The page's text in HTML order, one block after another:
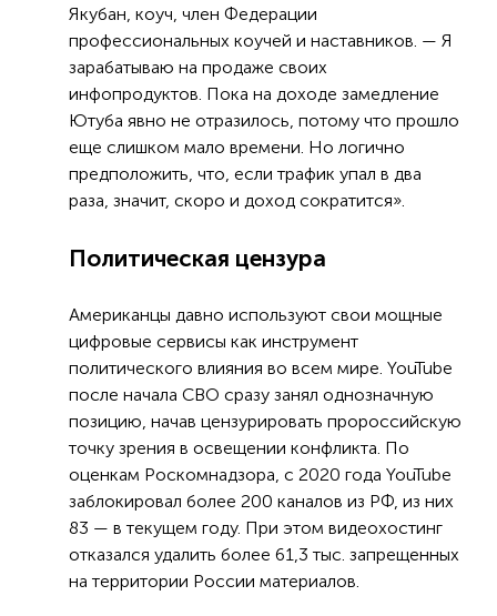
Якубан, коуч, член Федерации
профессиональных коучей и наставников. — Я
зарабатываю на продаже своих
инфопродуктов. Пока на доходе замедление
Ютуба явно не отразилось, потому что прошло
еще слишком мало времени. Но логично
предположить, что, если трафик упал в два
раза, значит, скоро и доход сократится».
Политическая цензура
Американцы давно используют свои мощные
цифровые сервисы как инструмент
политического влияния во всем мире. YouTube
после начала СВО сразу занял однозначную
позицию, начав цензурировать пророссийскую
точку зрения в освещении конфликта. По
оценкам Роскомнадзора, с 2020 года YouTube
заблокировал более 200 каналов из РФ, из них
83 — в текущем году. При этом видеохостинг
отказался удалить более 61,3 тыс. запрещенных
на территории России материалов.